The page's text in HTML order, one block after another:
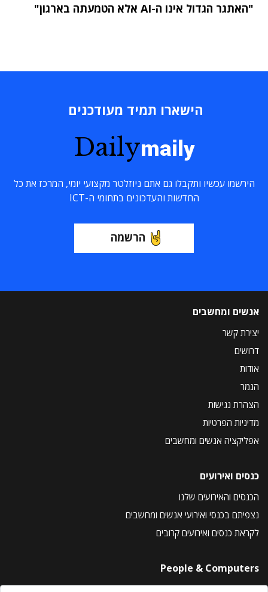
"האתגר הגדול אינו ה-AI אלא הטמעתה בארגון"
הישארו תמיד מעודכנים
Dailymaily
הירשמו עכשיו ותקבלו גם אתם ניוזלטר מקצועי יומי, המרכז את כל
החדשות והעדכונים בתחומי ה-ICT
הרשמה
אנשים ומחשבים
יצירת קשר
דרושים
אודות
הנמר
הצהרת נגישות
מדיניות הפרטיות
אפליקציה אנשים ומחשבים
כנסים ואירועים
הכנסים והאירועים שלנו
נצפיתם בכנסי ואירועי אנשים ומחשבים
לקראת כנסים ואירועים קרובים
People & Computers
About Us